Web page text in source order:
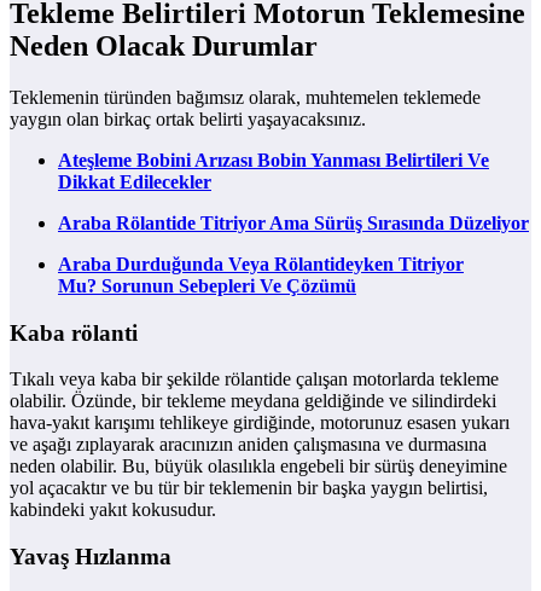
Tekleme Belirtileri Motorun Teklemesine
Neden Olacak Durumlar
Teklemenin türünden bağımsız olarak, muhtemelen teklemede
yaygın olan birkaç ortak belirti yaşayacaksınız.
Ateşleme Bobini Arızası Bobin Yanması Belirtileri Ve
Dikkat Edilecekler
Araba Rölantide Titriyor Ama Sürüş Sırasında Düzeliyor
Araba Durduğunda Veya Rölantideyken Titriyor
Mu? Sorunun Sebepleri Ve Çözümü
Kaba rölanti
Tıkalı veya kaba bir şekilde rölantide çalışan motorlarda tekleme
olabilir. Özünde, bir tekleme meydana geldiğinde ve silindirdeki
hava-yakıt karışımı tehlikeye girdiğinde, motorunuz esasen yukarı
ve aşağı zıplayarak aracınızın aniden çalışmasına ve durmasına
neden olabilir. Bu, büyük olasılıkla engebeli bir sürüş deneyimine
yol açacaktır ve bu tür bir teklemenin bir başka yaygın belirtisi,
kabindeki yakıt kokusudur.
Yavaş Hızlanma